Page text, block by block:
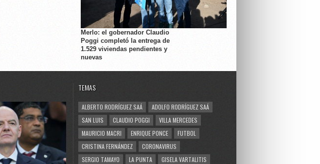
Merlo: el gobernador Claudio
Poggi completó la entrega de
1.529 viviendas pendientes y
nuevas
TEMAS
ALBERTO RODRÍGUEZ SAÁ
ADOLFO RODRÍGUEZ SAÁ
SAN LUIS
CLAUDIO POGGI
VILLA MERCEDES
MAURICIO MACRI
ENRIQUE PONCE
FUTBOL
CRISTINA FERNÁNDEZ
CORONAVIRUS
SERGIO TAMAYO
LA PUNTA
GISELA VARTALITIS